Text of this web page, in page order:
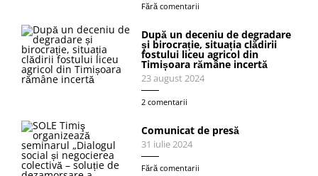
Fără comentarii
După un deceniu de degradare
și birocrație, situația clădirii
fostului liceu agricol din
Timișoara rămâne incertă
23 august 2024
2 comentarii
Comunicat de presă
31 iulie 2024
Fără comentarii